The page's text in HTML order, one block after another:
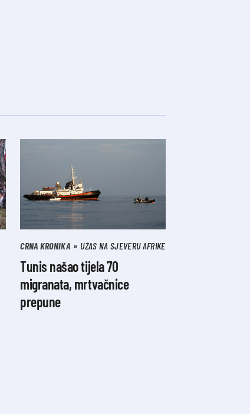
CRNA KRONIKA UŽAS NA SJEVERU AFRIKE
Tunis našao tijela 70
migranata, mrtvačnice
prepune